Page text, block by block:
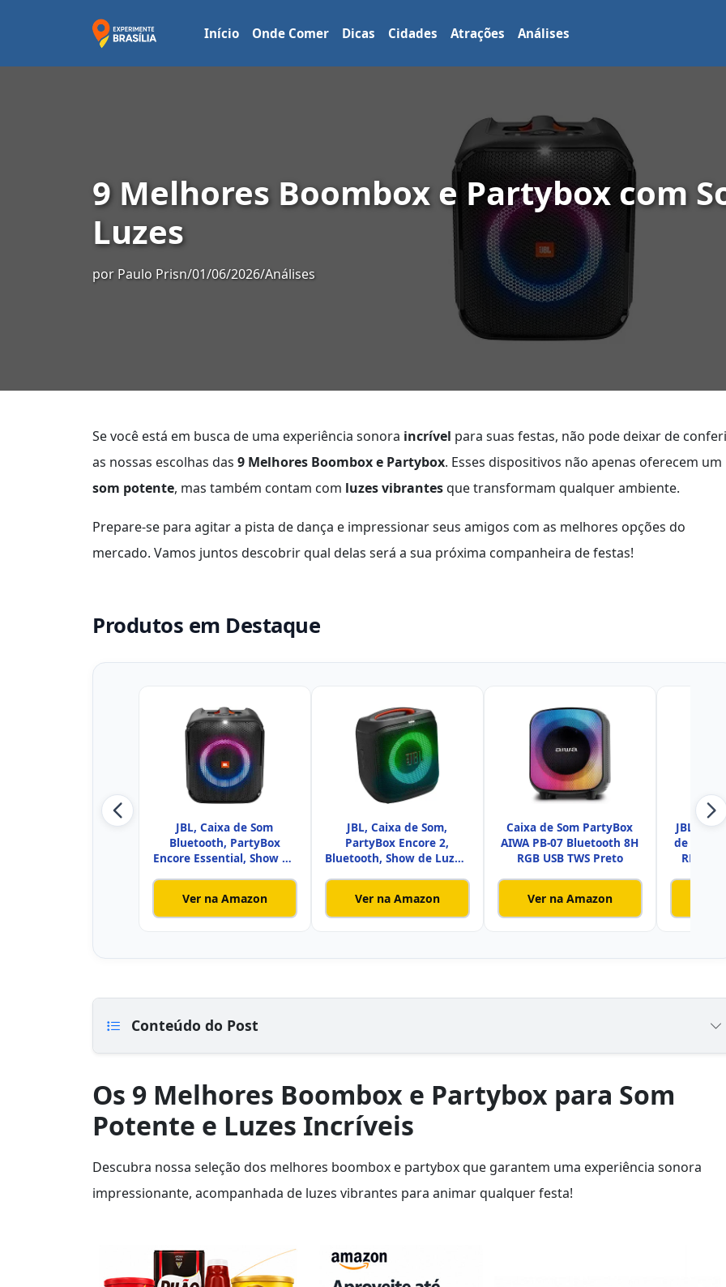
Início Onde Comer Dicas Cidades Atrações Análises
9 Melhores Boombox e Partybox com
Luzes
por Paulo Prisn/01/06/2026/Análises
Se você está em busca de uma experiência sonora incrível para suas festas, não pode deixar de
as nossas escolhas das 9 Melhores Boombox e Partybox. Esses dispositivos não apenas oferecem um
som potente, mas também contam com luzes vibrantesque transformam qualquer ambiente.
Prepare-se para agitar a pista de dança e impressionar seus amigos com as melhores opções do
mercado. Vamos juntos descobrir qual delas será a sua próxima companheira de festas!
Produtos em Destaque
JBL, Caixa de Som
Bluetooth, PartyBox
Encore Essential, Show de
Ver na Amazon
JBL, Caixa de Som,
PartyBox Encore 2,
Bluetooth, Show de Luzes,
Ver na Amazon
Caixa de Som PartyBox
AIWA PB-07 Bluetooth 8H
RGB USB TWS Preto
Ver na Amazon
JBL
de Som
RMS,
Conteúdo do Post
Os 9 Melhores Boombox e Partybox para Som
Potente e Luzes Incríveis
Descubra nossa seleção dos melhores boombox e partybox que garantem uma experiência sonora
impressionante, acompanhada de luzes vibrantes para animar qualquer festa!